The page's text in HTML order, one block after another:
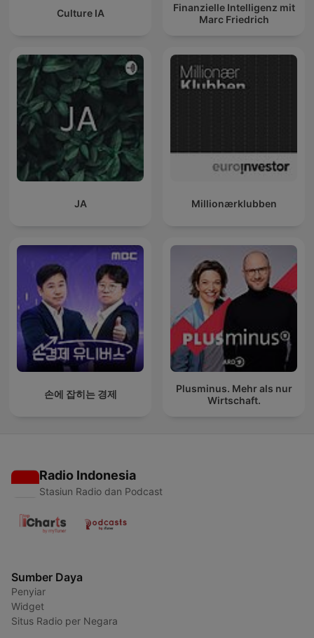
Culture IA
Finanzielle Intelligenz mit
Marc Friedrich
JA Millionærklubben
손에 잡히는 경제
Plusminus. Mehr als nur
Wirtschaft.
Radio Indonesia
Stasiun Radio dan Podcast
Sumber Daya
Penyiar
Widget
Situs Radio per Negara